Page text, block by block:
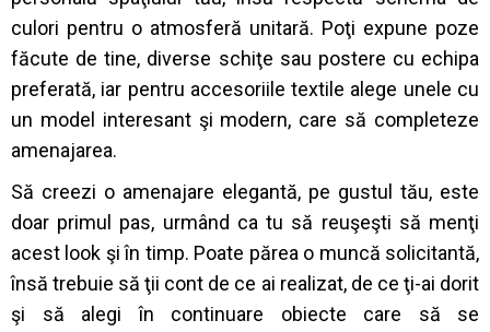
culori pentru o atmosferă unitară. Poţi expune poze
făcute de tine, diverse schiţe sau postere cu echipa
preferată, iar pentru accesoriile textile alege unele cu
un model interesant şi modern, care să completeze
amenajarea.
Să creezi o amenajare elegantă, pe gustul tău, este
doar primul pas, urmând ca tu să reuşeşti să menţi
acest look şi în timp. Poate părea o muncă solicitantă,
însă trebuie să ţii cont de ce ai realizat, de ce ţi-ai dorit
şi să alegi în continuare obiecte care să se